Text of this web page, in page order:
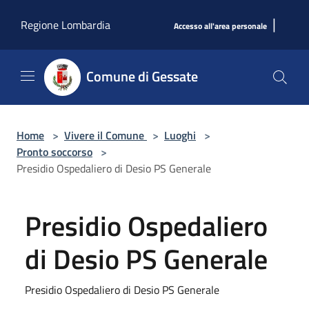
Regione Lombardia
Accesso all'area personale |
Comune di Gessate
Home > Vivere il Comune > Luoghi >
Pronto soccorso >
Presidio Ospedaliero di Desio PS Generale
Presidio Ospedaliero
di Desio PS Generale
Presidio Ospedaliero di Desio PS Generale